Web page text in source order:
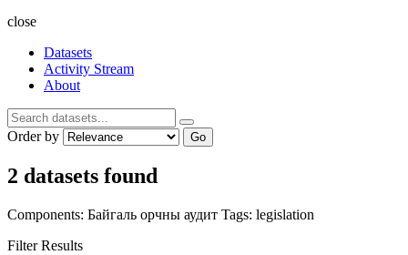
close
Datasets
Activity Stream
About
Order by Go
2 datasets found
Components: Байгаль орчны аудит Tags: legislation
Filter Results